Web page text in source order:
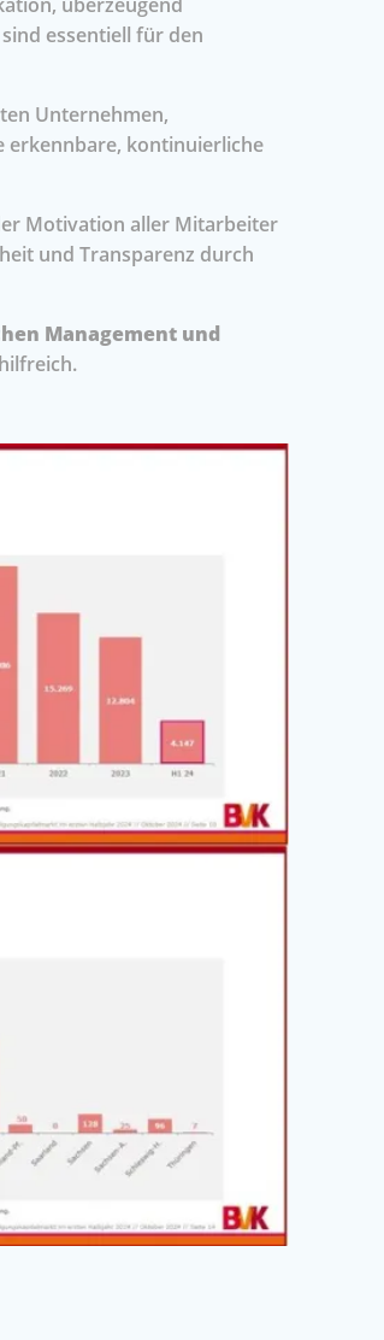
essentiell für den
Unternehmen,
erkennbare, kontinuierliche
Motivation aller Mitarbeiter
und Transparenz durch
Management und